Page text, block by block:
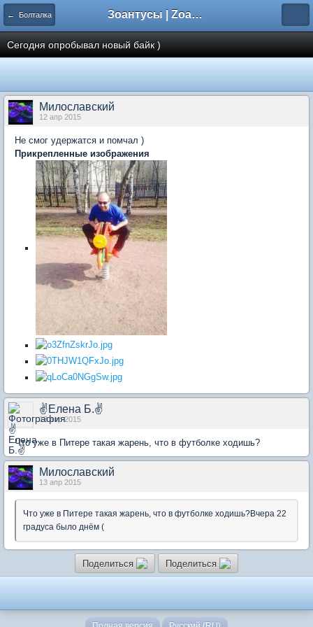
← Болталка Зоантусы | Zoasfan.ru
Сегодня опробывал новый байк )
Милославский
12 апр 2015
Не смог удержатся и помчал )
Прикрепленные изображения
✌Елена Б.✌
13 апр 2015
Что уже в Питере такая жарень, что в футболке ходишь?
Милославский
13 апр 2015
Что уже в Питере такая жарень, что в футболке ходишь?Вчера 22
градуса было днём (
Поделиться Поделиться